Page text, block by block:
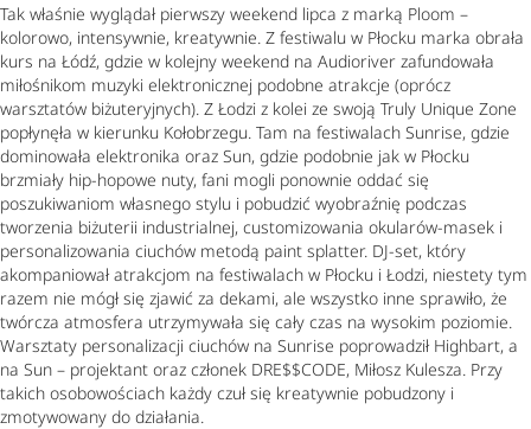
Tak właśnie wyglądał pierwszy weekend lipca z marką Ploom –
kolorowo, intensywnie, kreatywnie. Z festiwalu w Płocku marka obrała
kurs na Łódź, gdzie w kolejny weekend na Audioriver zafundowała
miłośnikom muzyki elektronicznej podobne atrakcje (oprócz
warsztatów biżuteryjnych). Z Łodzi z kolei ze swoją Truly Unique Zone
popłynęła w kierunku Kołobrzegu. Tam na festiwalach Sunrise, gdzie
dominowała elektronika oraz Sun, gdzie podobnie jak w Płocku
brzmiały hip-hopowe nuty, fani mogli ponownie oddać się
poszukiwaniom własnego stylu i pobudzić wyobraźnię podczas
tworzenia biżuterii industrialnej, customizowania okularów-masek i
personalizowania ciuchów metodą paint splatter. DJ-set, który
akompaniował atrakcjom na festiwalach w Płocku i Łodzi, niestety tym
razem nie mógł się zjawić za dekami, ale wszystko inne sprawiło, że
twórcza atmosfera utrzymywała się cały czas na wysokim poziomie.
Warsztaty personalizacji ciuchów na Sunrise poprowadził Highbart, a
na Sun – projektant oraz członek DRE$$CODE, Miłosz Kulesza. Przy
takich osobowościach każdy czuł się kreatywnie pobudzony i
zmotywowany do działania.